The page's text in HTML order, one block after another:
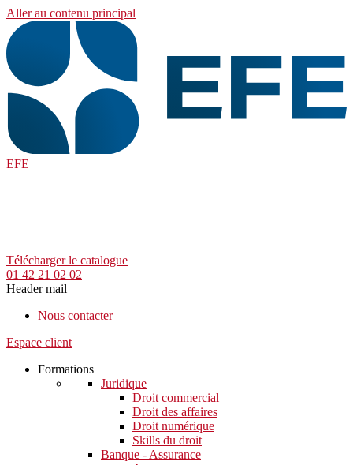
Aller au contenu principal
EFE
Télécharger le catalogue
01 42 21 02 02
Header mail
Nous contacter
Espace client
Formations
Juridique
Droit commercial
Droit des affaires
Droit numérique
Skills du droit
Banque - Assurance